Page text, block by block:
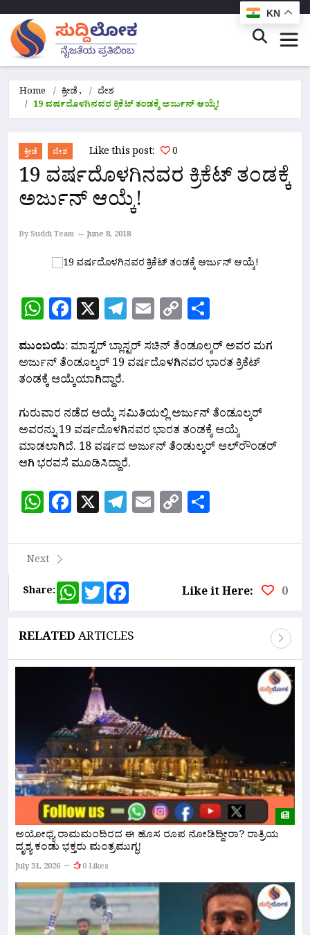
Home ಕ್ರೀಡೆ,
ದೇಶ
19 ವರ್ಷದೊಳಗಿನವರ ಕ್ರಿಕೆಟ್ ತಂಡಕ್ಕೆ ಅರ್ಜುನ್ ಆಯ್ಕೆ!
ಕ್ರೀಡೆ ದೇಶ Like this post: 0
19 ವರ್ಷದೊಳಗಿನವರ ಕ್ರಿಕೆಟ್ ತಂಡಕ್ಕೆ
ಅರ್ಜುನ್ ಆಯ್ಕೆ!
By Suddi Team June 8, 2018
WhatsApp
Facebook
X Telegram
Email
Copy
Link
ಮುಂಬಯಿ: ಮಾಸ್ಟರ್ ಬ್ಲಾಸ್ಟರ್ ಸಚಿನ್‌ ತೆಂಡೂಲ್ಕರ್‌ ಅವರ ಮಗ
ಅರ್ಜುನ್‌ ತೆಂಡೂಲ್ಕರ್‌ 19 ವರ್ಷದೊಳಗಿನವರ ಭಾರತ ಕ್ರಿಕೆಟ್
ತಂಡಕ್ಕೆ ಆಯ್ಕೆಯಾಗಿದ್ದಾರೆ.
ಗುರುವಾರ ನಡೆದ ಆಯ್ಕೆ ಸಮಿತಿಯಲ್ಲಿ ಅರ್ಜುನ್ ತೆಂಡೂಲ್ಕರ್
ಅವರನ್ನು 19 ವರ್ಷದೊಳಗಿನವರ ಭಾರತ ತಂಡಕ್ಕೆ ಆಯ್ಕೆ
ಮಾಡಲಾಗಿದೆ. 18 ವರ್ಷದ ಅರ್ಜುನ್‌ ತೆಂಡುಲ್ಕರ್‌ ಆಲ್‌ರೌಂಡರ್‌
ಆಗಿ ಭರವಸೆ ಮೂಡಿಸಿದ್ದಾರೆ.
WhatsApp
Facebook
X Telegram
Email
Copy
Link
Next
Share:
WhatsApp
Twitter Like it Here: 0
RELATEDARTICLES
ಅಯೋಧ್ಯೆ ರಾಮಮಂದಿರದ ಈ ಹೊಸ ರೂಪ ನೋಡಿದ್ದೀರಾ? ರಾತ್ರಿಯ
ದೃಶ್ಯ ಕಂಡು ಭಕ್ತರು ಮಂತ್ರಮುಗ್ಧ!
July 31, 2026 0 Likes
KN